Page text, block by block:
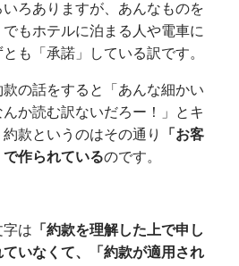
ろありますが、あんなものを
もホテルに泊まる人や電車に
も「承諾」している訳です。
の話をすると「あんな細かい
か読む訳ないだろー！」とキ
款というのはその通り
「お客
作られているのです。
字は 「約款を理解した上で申し
いなくて、「約款が適用され